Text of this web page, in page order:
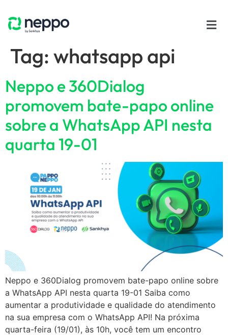
Tag: whatsapp api
Neppo e 360Dialog
promovem bate-papo online
sobre a WhatsApp API nesta
quarta 19-01
Neppo e 360Dialog promovem bate-papo online sobre
a WhatsApp API nesta quarta 19-01 Saiba como
aumentar a produtividade e qualidade do atendimento
na sua empresa com o WhatsApp API! Na próxima
quarta-feira (19/01), às 10h, você tem um encontro